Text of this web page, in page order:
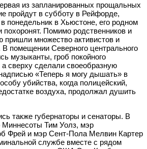
из запланированных прощальных
пройдут в субботу в Рейфорде,
понедельник в Хьюстоне, его родном
похоронят. Помимо родственников и
пришли множество активистов и
помещении Северного центрального
музыканты, гроб покойного
сверху сделали своеобразную
«Теперь я могу дышать» в
убийства, когда полицейский,
воздуха, продолжал душить
также губернаторы и сенаторы. В
Миннесоты Тим Уолз, мэр
Фрей и мэр Сент-Пола Мелвин Картер
службе вместе с рядом